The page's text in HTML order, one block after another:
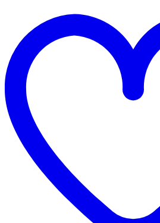
ПВХ
крошкой
(хлопок+поролон+ПВХ),
438677